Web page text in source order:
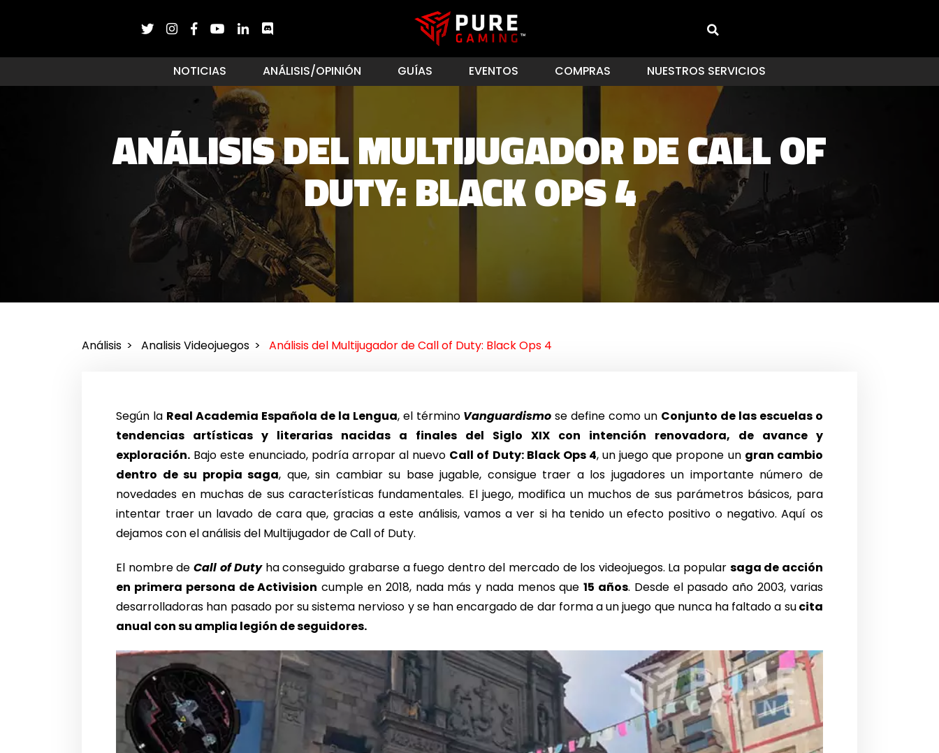
NOTICIAS ANÁLISIS/OPINIÓN GUÍAS EVENTOS COMPRAS NUESTROS SERVICIOS
ANÁLISIS DEL MULTIJUGADOR DE CALL OF
DUTY: BLACK OPS 4
Análisis Analisis Videojuegos Análisis del Multijugador de Call of Duty: Black Ops 4
Según la Real Academia Española de la Lengua, el término Vanguardismo se define como un Conjunto de las escuelas o
tendencias artísticas y literarias nacidas a finales del Siglo XIX con intención renovadora, de avance y
exploración. Bajo este enunciado, podría arropar al nuevo Call of Duty: Black Ops 4, un juego que propone un gran cambio
dentro de su propia saga, que, sin cambiar su base jugable, consigue traer a los jugadores un importante número de
novedades en muchas de sus características fundamentales. El juego, modifica un muchos de sus parámetros básicos, para
intentar traer un lavado de cara que, gracias a este análisis, vamos a ver si ha tenido un efecto positivo o negativo. Aquí os
dejamos con el análisis del Multijugador de Call of Duty.
El nombre deCall of Dutyha conseguido grabarse a fuego dentro del mercado de los videojuegos. La popular saga de acción
en primera persona de Activision cumple en 2018, nada más y nada menos que15 años. Desde el pasado año 2003, varias
desarrolladoras han pasado por su sistema nervioso y se han encargado de dar forma a un juego que nunca ha faltado a sucita
anual con su amplia legión de seguidores.